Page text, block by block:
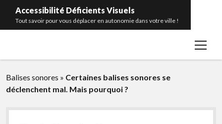
Accessibilité Déficients Visuels
Tout savoir pour vous déplacer en autonomie dans votre ville !
open
Portrait
menu
Balises sonores » Certaines balises sonores se
déclenchent mal. Mais pourquoi ?